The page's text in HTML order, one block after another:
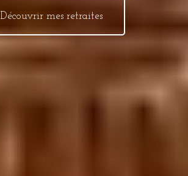
Découvrir mes retraites